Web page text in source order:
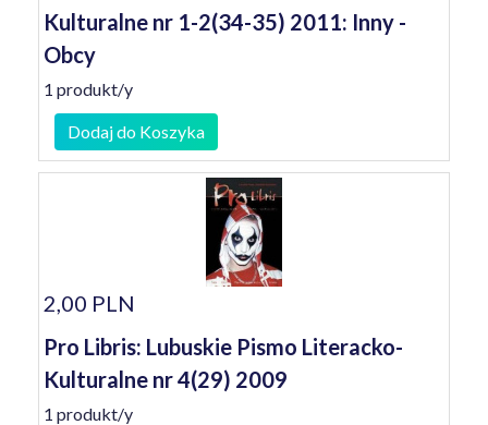
Kulturalne nr 1-2(34-35) 2011: Inny -
Obcy
1 produkt/y
Dodaj do Koszyka
2,00 PLN
Pro Libris: Lubuskie Pismo Literacko-
Kulturalne nr 4(29) 2009
1 produkt/y